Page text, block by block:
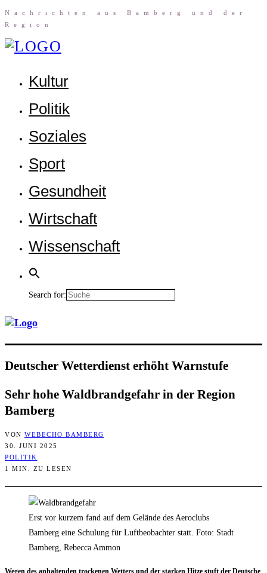
Nach­rich­ten aus Bam­berg und der
Region
Kul­tur
Poli­tik
Sozia­les
Sport
Gesund­heit
Wirt­schaft
Wis­sen­schaft
Search for:
Deut­scher Wet­ter­dienst erhöht Warnstufe
Sehr hohe Wald­brand­ge­fahr in der Regi­on
Bamberg
VON WEBECHO BAMBERG
30. JUNI 2025
POLITIK
1 MIN. ZU LESEN
Erst vor kurzem fand auf dem Gelände des Aeroclubs
Bamberg eine Schulung für Luftbeobachter statt. Foto: Stadt
Bamberg, Rebecca Ammon
Wegen des anhal­ten­den tro­cke­nen Wet­ters und der star­ken Hit­ze stuft der Deut­sche